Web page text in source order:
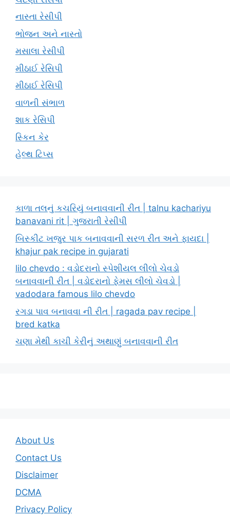
નાસ્તા રેસીપી
ભોજન અને નાસ્તો
મસાલા રેસીપી
મીઠાઈ રેસિપી
મીઠાઈ રેસિપી
વાળની સંભાળ
શાક રેસિપી
સ્કિન કેર
હેલ્થ ટિપ્સ
કાળા તલનું કચરિયું બનાવવાની રીત | talnu kachariyu
banavani rit | ગુજરાતી રેસીપી
બિસ્કીટ ખજુર પાક બનાવવાની સરળ રીત અને ફાયદા |
khajur pak recipe in gujarati
lilo chevdo : વડોદરાનો સ્પેશીયલ લીલો ચેવડો
બનાવવાની રીત | વડોદરાનો ફેમસ લીલો ચેવડો |
vadodara famous lilo chevdo
રગડા પાવ બનાવવા ની રીત | ragada pav recipe |
bred katka
ચણા મેથી કાચી કેરીનું અથાણું બનાવવાની રીત
About Us
Contact Us
Disclaimer
DCMA
Privacy Policy